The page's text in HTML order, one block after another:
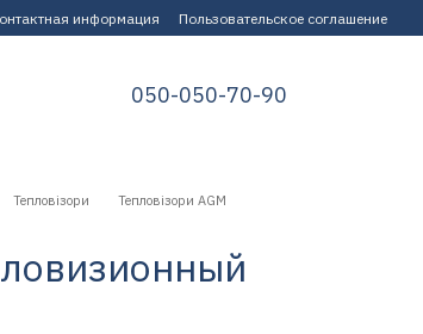
информация Пользовательское соглашение
050-050-70-90
Тепловізори
Тепловізори AGM